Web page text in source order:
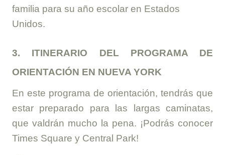
familia para su año escolar en Estados
Unidos.
3. ITINERARIO DEL PROGRAMA DE
ORIENTACIÓN EN NUEVA YORK
En este programa de orientación, tendrás que
estar preparado para las largas caminatas,
que valdrán mucho la pena. ¡Podrás conocer
Times Square y Central Park!